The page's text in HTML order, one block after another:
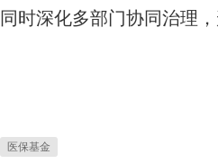
同时深化多部门协同治理
医保基金